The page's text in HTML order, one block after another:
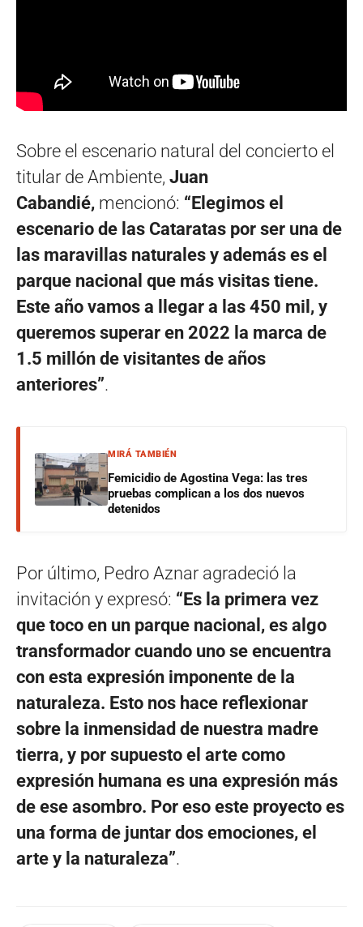
Sobre el escenario natural del concierto el
titular de Ambiente, Juan
Cabandié, mencionó: “Elegimos el
escenario de las Cataratas por ser una de
las maravillas naturales y además es el
parque nacional que más visitas tiene.
Este año vamos a llegar a las 450 mil, y
queremos superar en 2022 la marca de
1.5 millón de visitantes de años
anteriores”.
MIRÁ TAMBIÉN
Femicidio de Agostina Vega: las tres
pruebas complican a los dos nuevos
detenidos
Por último, Pedro Aznar agradeció la
invitación y expresó: “Es la primera vez
que toco en un parque nacional, es algo
transformador cuando uno se encuentra
con esta expresión imponente de la
naturaleza. Esto nos hace reflexionar
sobre la inmensidad de nuestra madre
tierra, y por supuesto el arte como
expresión humana es una expresión más
de ese asombro. Por eso este proyecto es
una forma de juntar dos emociones, el
arte y la naturaleza”.